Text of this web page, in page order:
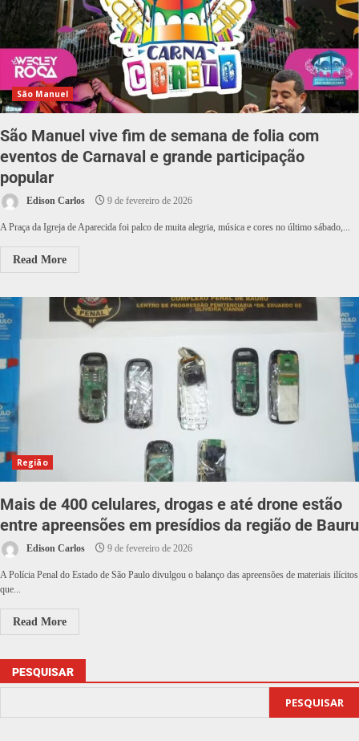
São Manuel
São Manuel vive fim de semana de folia com
eventos de Carnaval e grande participação
popular
Edison Carlos 9 de fevereiro de 2026
A Praça da Igreja de Aparecida foi palco de muita alegria, música e cores no último sábado,...
Read More
Região
Mais de 400 celulares, drogas e até drone estão
entre apreensões em presídios da região de Bauru
Edison Carlos 9 de fevereiro de 2026
A Polícia Penal do Estado de São Paulo divulgou o balanço das apreensões de materiais ilícitos
que...
Read More
PESQUISAR
PESQUISAR